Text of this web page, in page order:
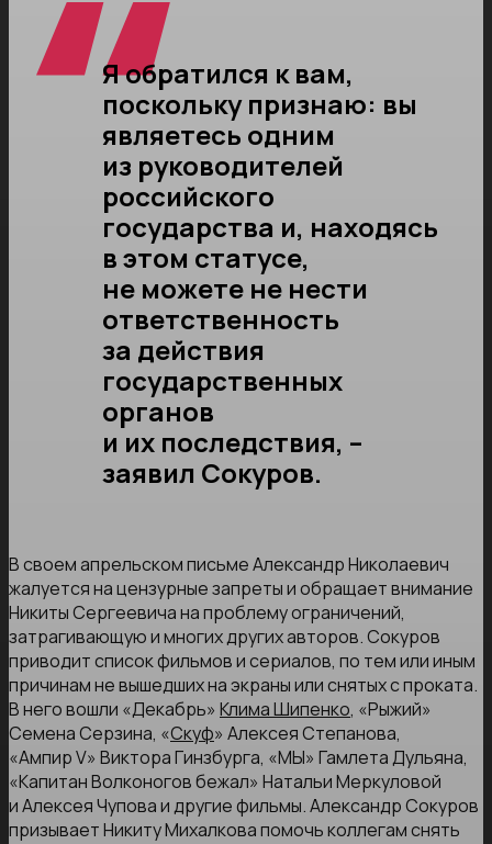
Я обратился к вам,
поскольку признаю: вы
являетесь одним
из руководителей
российского
государства и, находясь
в этом статусе,
не можете не нести
ответственность
за действия
государственных
органов
и их последствия, –
заявил Сокуров.
В своем апрельском письме Александр Николаевич
жалуется на цензурные запреты и обращает внимание
Никиты Сергеевича на проблему ограничений,
затрагивающую и многих других авторов. Сокуров
приводит список фильмов и сериалов, по тем или иным
причинам не вышедших на экраны или снятых с проката.
В него вошли «Декабрь» Клима Шипенко, «Рыжий»
Семена Серзина, «Скуф» Алексея Степанова,
«Ампир V» Виктора Гинзбурга, «МЫ» Гамлета Дульяна,
«Капитан Волконогов бежал» Натальи Меркуловой
и Алексея Чупова и другие фильмы. Александр Сокуров
призывает Никиту Михалкова помочь коллегам снять